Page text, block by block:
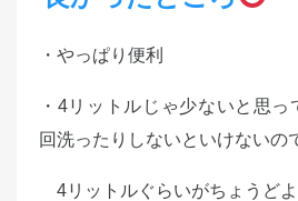
・やっぱり便利
・4リットルじゃ少ないと思
回洗ったりしないといけないの
4リットルぐらいがちょうど